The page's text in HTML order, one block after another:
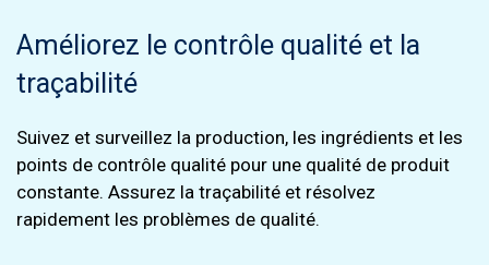
Améliorez le contrôle qualité et la
traçabilité
Suivez et surveillez la production, les ingrédients et les
points de contrôle qualité pour une qualité de produit
constante. Assurez la traçabilité et résolvez
rapidement les problèmes de qualité.